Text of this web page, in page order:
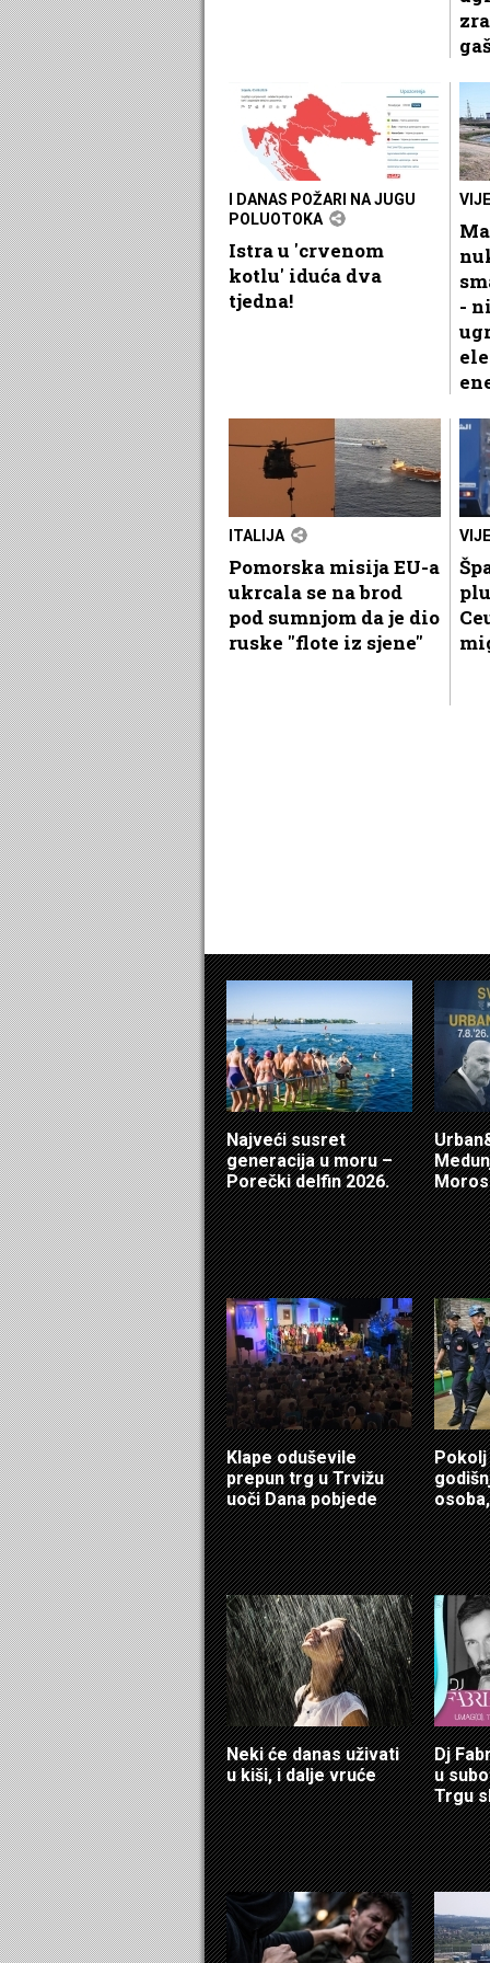
I DANAS POŽARI NA JUGU
POLUOTOKA
Istra u 'crvenom
kotlu' iduća dva
tjedna!
-
ITALIJA
Pomorska misija EU-a
ukrcala se na brod
pod sumnjom da je dio
ruske "flote iz sjene"
Najveći susret
generacija u moru –
Porečki delfin 2026.
Klape oduševile
prepun trg u Trvižu
uoči Dana pobjede
Pokolj
Neki će danas uživati
u kiši, i dalje vruće
Dj
u
Trgu